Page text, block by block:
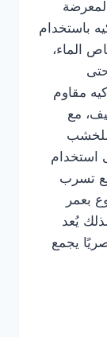
باستخدام
الماء،
مقاوم
مع
للخشب
استخدام
تسرب
بعمر
يُعد
يجمع